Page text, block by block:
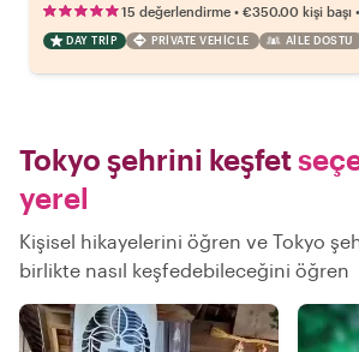
15 değerlendirme • €350.00 kişi başı •
DAY TRIP PRIVATE VEHICLE AILE DOSTU
Tokyo şehrini keşfet
yerel
Kişisel hikayelerini öğren ve Tokyo
birlikte nasıl keşfedebileceğini öğren